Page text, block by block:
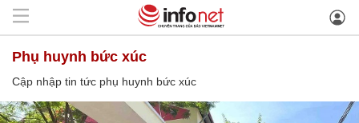
phụ huynh bức xúc
Cập nhập tin tức phụ huynh bức xúc